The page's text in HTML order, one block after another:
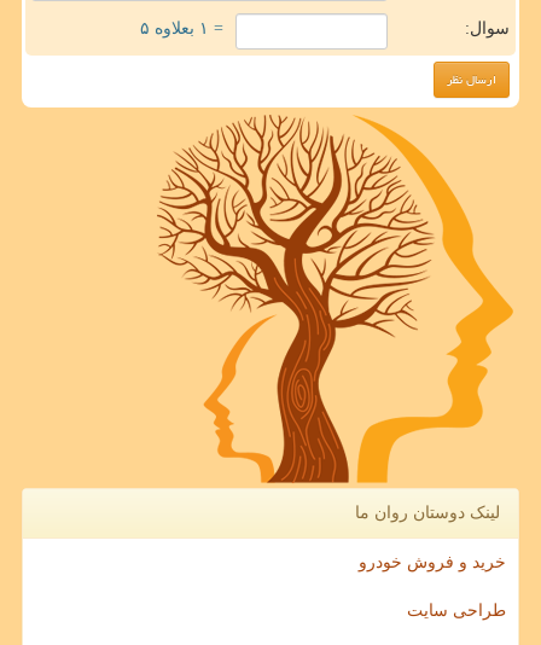
سوال: = ۱ بعلاوه ۵
لینک دوستان روان ما
خرید و فروش خودرو
طراحی سایت